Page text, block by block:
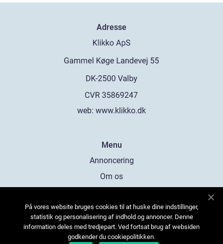
Adresse
web: www.klikko.dk
Menu
Annoncering
Om os
Kontakt os
Sitemap
På vores website bruges cookies til at huske dine indstillinger,
statistik og personalisering af indhold og annoncer. Denne
information deles med tredjepart. Ved fortsat brug af websiden
godkender du cookiepolitikken.